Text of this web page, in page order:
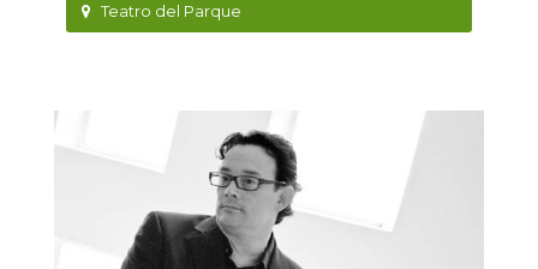
Teatro del Parque